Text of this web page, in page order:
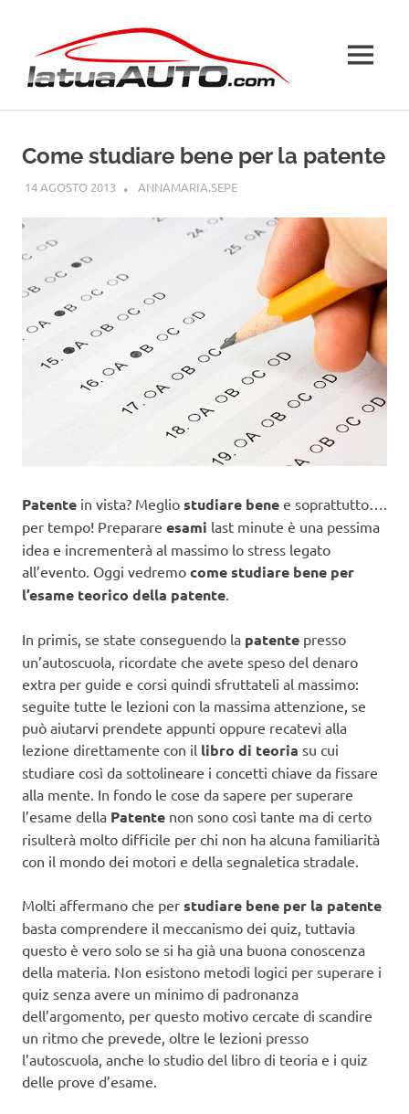
contenuto
MENU
Come studiare bene per la patente
14 AGOSTO 2013 ANNAMARIA.SEPEPATENTE
Patente in vista? Meglio studiare bene e soprattutto….
per tempo! Preparare esami last minute è una pessima
idea e incrementerà al massimo lo stress legato
all’evento. Oggi vedremo come studiare bene per
l’esame teorico della patente
In primis, se state conseguendo la patente presso
un’autoscuola, ricordate che avete speso del denaro
extra per guide e corsi quindi sfruttateli al massimo:
seguite tutte le lezioni con la massima attenzione, se
può aiutarvi prendete appunti oppure recatevi alla
lezione direttamente con il libro di teoria su cui
studiare così da sottolineare i concetti chiave da fissare
alla mente. In fondo le cose da sapere per superare
l’esame della Patente non sono così tante ma di certo
risulterà molto difficile per chi non ha alcuna familiarità
con il mondo dei motori e della segnaletica stradale.
Molti affermano che per studiare bene per la patente
basta comprendere il meccanismo dei quiz, tuttavia
questo è vero solo se si ha già una buona conoscenza
della materia. Non esistono metodi logici per superare i
quiz senza avere un minimo di padronanza
dell’argomento, per questo motivo cercate di scandire
un ritmo che prevede, oltre le lezioni presso
l’autoscuola, anche lo studio del libro di teoria e i quiz
delle prove d’esame.